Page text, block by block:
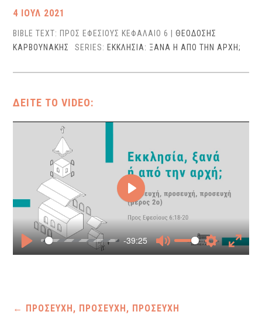
4 ΙΟΥΛ 2021
BIBLE TEXT: ΠΡΟΣ ΕΦΕΣΙΟΥΣ ΚΕΦΑΛΑΙΟ 6 |ΘΕΟΔΟΣΗΣ
ΚΑΡΒΟΥΝΑΚΗΣ
SERIES: ΕΚΚΛΗΣΙΑ: ΞΑΝΑ Η ΑΠΟ ΤΗΝ ΑΡΧΗ;
Play
-39:25
Mute
SettingsEnter
Play
← ΠΡΟΣΕΥΧΗ, ΠΡΟΣΕΥΧΗ, ΠΡΟΣΕΥΧΗ